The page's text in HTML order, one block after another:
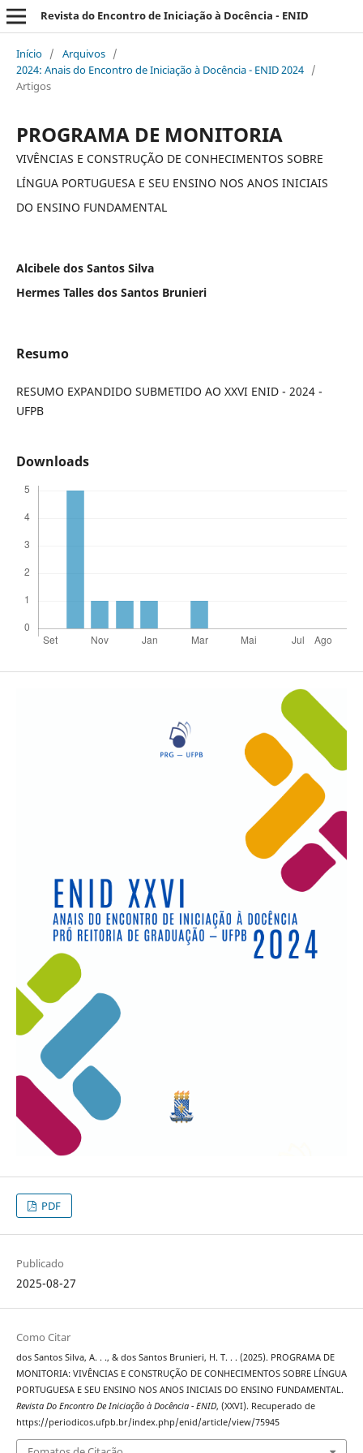
Revista do Encontro de Iniciação à Docência - ENID
Início / Arquivos /
2024: Anais do Encontro de Iniciação à Docência - ENID 2024 /
Artigos
PROGRAMA DE MONITORIA
VIVÊNCIAS E CONSTRUÇÃO DE CONHECIMENTOS SOBRE
LÍNGUA PORTUGUESA E SEU ENSINO NOS ANOS INICIAIS
DO ENSINO FUNDAMENTAL
Alcibele dos Santos Silva
Hermes Talles dos Santos Brunieri
Resumo
RESUMO EXPANDIDO SUBMETIDO AO XXVI ENID - 2024 -
UFPB
Downloads
PDF
Publicado
2025-08-27
Como Citar
dos Santos Silva, A. . ., & dos Santos Brunieri, H. T. . . (2025). PROGRAMA DE
MONITORIA: VIVÊNCIAS E CONSTRUÇÃO DE CONHECIMENTOS SOBRE LÍNGUA
PORTUGUESA E SEU ENSINO NOS ANOS INICIAIS DO ENSINO FUNDAMENTAL.
Revista Do Encontro De Iniciação à Docência - ENID, (XXVI). Recuperado de
https://periodicos.ufpb.br/index.php/enid/article/view/75945